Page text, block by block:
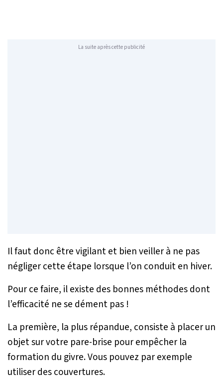
La suite après cette publicité
Il faut donc être vigilant et bien veiller à ne pas
négliger cette étape lorsque l’on conduit en hiver.
Pour ce faire, il existe des bonnes méthodes dont
l’efficacité ne se dément pas !
La première, la plus répandue, consiste à placer un
objet sur votre pare-brise pour empêcher la
formation du givre. Vous pouvez par exemple
utiliser des couvertures.